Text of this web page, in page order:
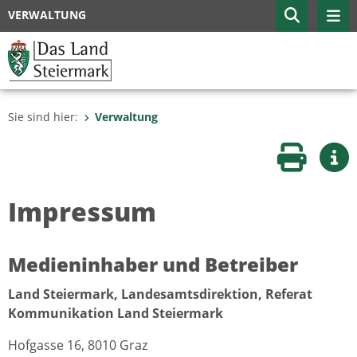
VERWALTUNG
Sie sind hier: Verwaltung
Seite
Impressum
Medieninhaber und Betreiber
Land Steiermark, Landesamtsdirektion, Referat
Kommunikation Land Steiermark
Hofgasse 16, 8010 Graz